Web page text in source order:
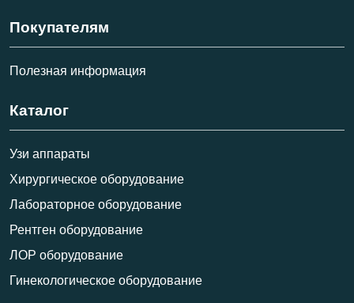
Покупателям
Полезная информация
Каталог
Узи аппараты
Хирургическое оборудование
Лабораторное оборудование
Рентген оборудование
ЛОР оборудование
Гинекологическое оборудование